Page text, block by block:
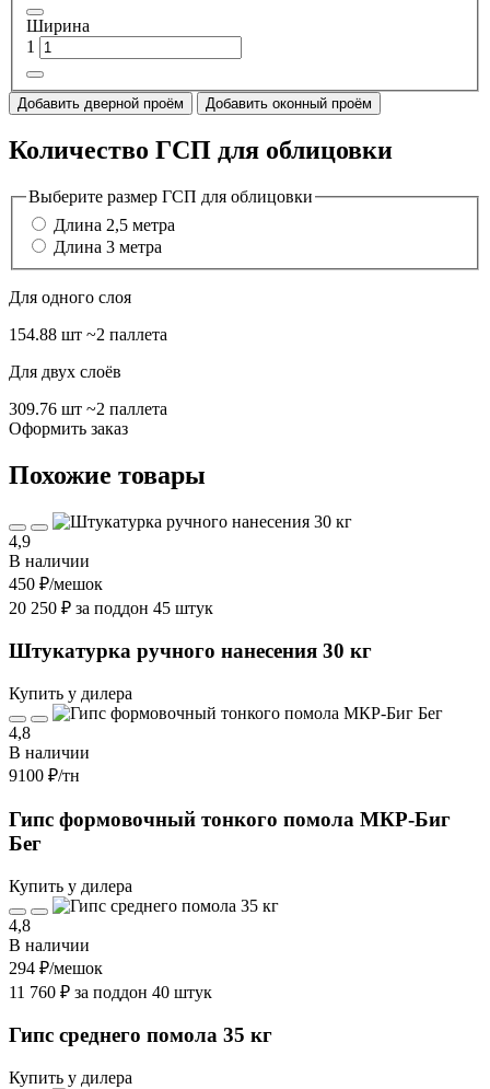
Ширина
1
Добавить дверной проём Добавить оконный проём
Количество ГСП для облицовки
Выберите размер ГСП для облицовки
Длина 2,5 метра
Длина 3 метра
Для одного слоя
154.88 шт ~2 паллета
Для двух слоёв
309.76 шт ~2 паллета
Оформить заказ
Похожие товары
4,9
В наличии
450 ₽/мешок
20 250 ₽ за поддон 45 штук
Штукатурка ручного нанесения 30 кг
Купить у дилера
4,8
В наличии
9100 ₽/тн
Гипс формовочный тонкого помола МКР-Биг
Бег
Купить у дилера
4,8
В наличии
294 ₽/мешок
11 760 ₽ за поддон 40 штук
Гипс среднего помола 35 кг
Купить у дилера